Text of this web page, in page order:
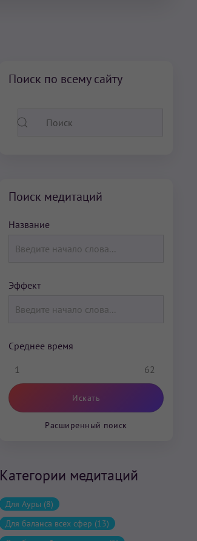
Поиск по всему сайту
Поиск медитаций
Название
Эффект
Среднее время
1
62
Расширенный поиск
Категории медитаций
Для Ауры (8)
Для баланса всех сфер (13)